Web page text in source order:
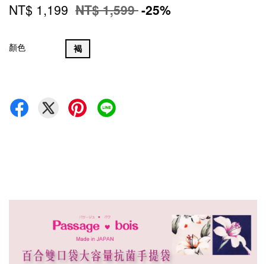
NT$ 1,199 NT$ 1,599-25%
顏色 褐